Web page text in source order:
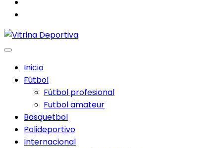
Inicio
Fútbol
Fútbol profesional
Futbol amateur
Basquetbol
Polideportivo
Internacional